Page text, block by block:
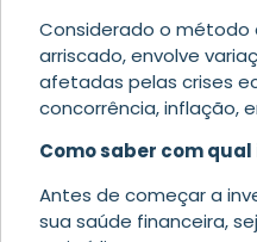
Considerado o método
arriscado, envolve
afetadas pelas crises
concorrência, inflação,
Como saber com
Antes de começar a
sua saúde financeira,